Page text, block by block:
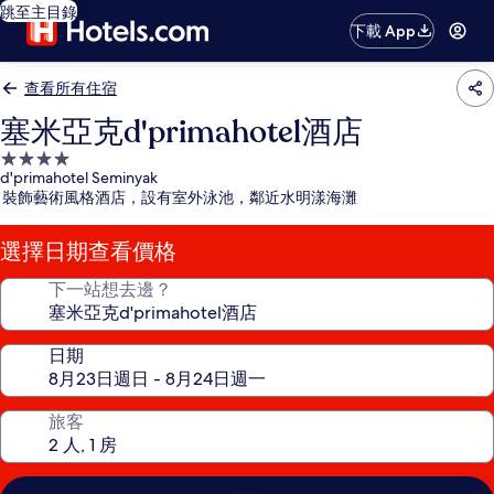
跳至主目錄
下載 App
查看所有住宿
塞米亞克d'primahotel酒店
4.0
星
級
住
宿
d'primahotel Seminyak
裝飾藝術風格酒店，設有室外泳池，鄰近水明漾海灘
選擇日期查看價格
下一站想去邊？
日期
旅客